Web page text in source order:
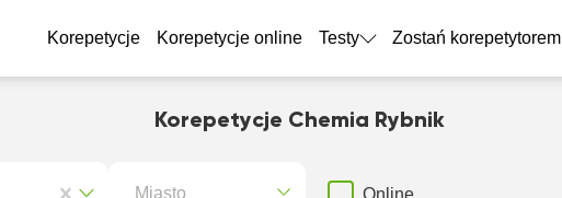
Korepetycje Korepetycje online Testy Zostań korepetytorem
Korepetycje Chemia Rybnik
Miasto Online